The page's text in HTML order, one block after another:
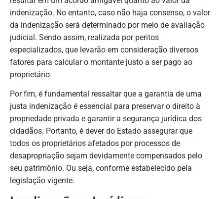
indenização. No entanto, caso não haja consenso, o valor
da indenização será determinado por meio de avaliação
judicial. Sendo assim, realizada por peritos
especializados, que levarão em consideração diversos
fatores para calcular o montante justo a ser pago ao
proprietário.
Por fim, é fundamental ressaltar que a garantia de uma
justa indenização é essencial para preservar o direito à
propriedade privada e garantir a segurança jurídica dos
cidadãos. Portanto, é dever do Estado assegurar que
todos os proprietários afetados por processos de
desapropriação sejam devidamente compensados pelo
seu patrimônio. Ou seja, conforme estabelecido pela
legislação vigente.